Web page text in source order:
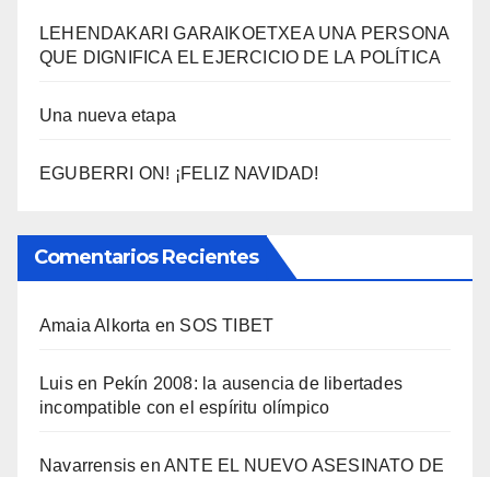
LEHENDAKARI GARAIKOETXEA UNA PERSONA
QUE DIGNIFICA EL EJERCICIO DE LA POLÍTICA
Una nueva etapa
EGUBERRI ON! ¡FELIZ NAVIDAD!
Comentarios Recientes
Amaia Alkorta en SOS TIBET
Luisen Pekí­n 2008: la ausencia de libertades
incompatible con el espí­ritu olí­mpico
Navarrensis enANTE EL NUEVO ASESINATO DE